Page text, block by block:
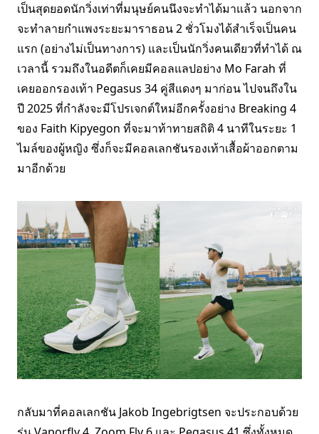
เป็นสุดยอดนักวิ่งเท่าที่มนุษย์คนนึงจะทำได้มาแล้ว นอกจาก
จะทำลายกำแพงระยะมาราธอน 2 ชั่วโมงได้สำเร็จเป็นคน
แรก (อย่างไม่เป็นทางการ) และเป็นนักวิ่งคนเดียวที่ทำได้ ณ
เวลานี้ รวมถึงในอดีตก็เคยมีคอลแลปอย่าง Mo Farah ที่
เคยออกรองเท้า Pegasus 34 คู่สีแดงๆ มาก่อน ไปจนถึงใน
ปี 2025 ที่กำลังจะมีโปรเจกต์ใหม่อีกครั้งอย่าง Breaking 4
ของ Faith Kipyegon ที่จะมาท้าทายสถิติ 4 นาทีในระยะ 1
ไมล์ของผู้หญิง ซึ่งก็จะมีคอลเลกชันรองเท้าเสื้อผ้าออกตาม
มาอีกด้วย
กลับมาที่คอลเลกชัน Jakob Ingebrigtsen จะประกอบด้วย